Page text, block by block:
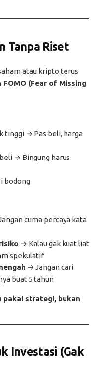
Tanpa Riset
atau kripto terus
FOMO (Fear of Missing
tinggi → Pas beli, harga
→ Bingung harus
bodong
cuma percaya kata
→ Kalau gak kuat liat
spekulatif
→ Jangan cari
buat 5 tahun
pakai strategi, bukan
Investasi (Gak